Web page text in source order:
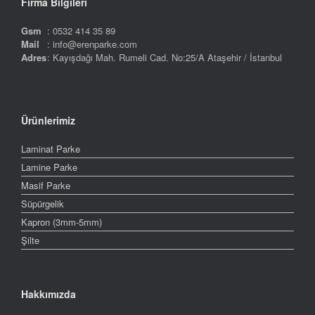
Gsm : 0532 414 35 89
Mail
: info@erenparke.com
Adres: Kayışdağı Mah. Rumeli Cad. No:25/A Ataşehir / İstanbul
Ürünlerimiz
Laminat Parke
Lamine Parke
Masif Parke
Süpürgelik
Kapron (3mm-5mm)
Şilte
Hakkımızda